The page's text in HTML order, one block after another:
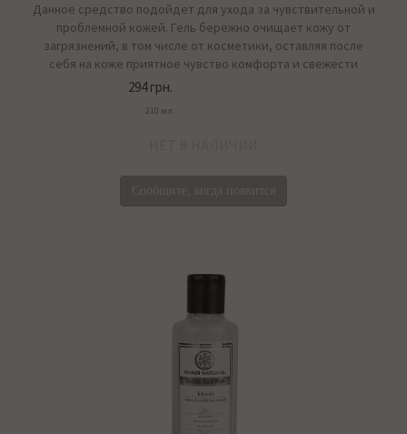
Данное средство подойдет для ухода за чувствительной и
проблемной кожей. Гель бережно очищает кожу от
загрязнений, в том числе от косметики, оставляя после
себя на коже приятное чувство комфорта и свежести
294 грн.
210 мл